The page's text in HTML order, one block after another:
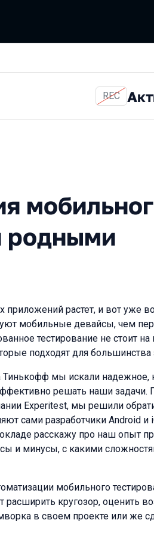
REC
родными
растет, и вот уже
мобильные девайсы, чем
тестирование не стоит на
подходят для большинства
Тинькофф мы искали надежное,
решать наши задачи.
Experitest, мы решили
сами разработчики Android и
расскажу про наш опыт
и минусы, с какими
мобильного
кругозор, оценить
в своем проекте или же